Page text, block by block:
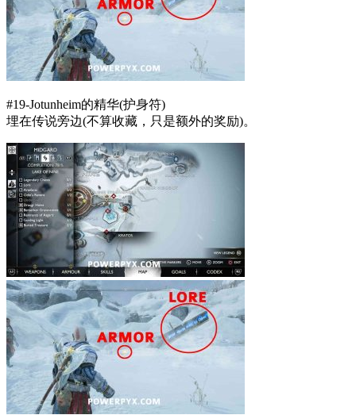
#19-Jotunheim的精华(护身符)
埋在传说旁边(不算收藏，只是额外的奖励)。